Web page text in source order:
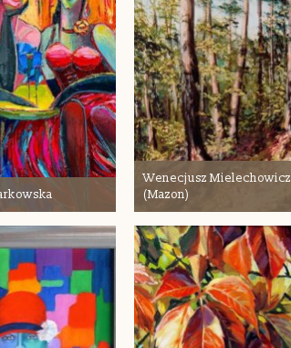
Wenecjusz Mielechowicz
(Mazon)